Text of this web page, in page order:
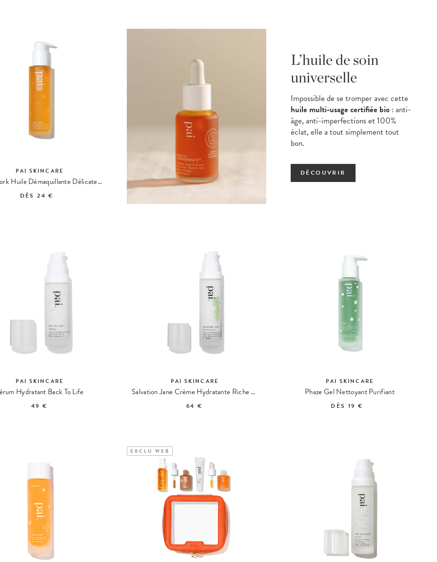
PAI SKINCARE
Light Work Huile Démaquillante Délicate Rosier Sauvage
DÈS24 €
L’huile de soin
universelle
Impossible de se tromper avec cette
huile multi-usage certifiée bio : anti-
âge, anti-imperfections et 100%
éclat, elle a tout simplement tout
bon.
DÉCOUVRIR
PAI SKINCARE
Hydratant Back To Life
49 €
PAI SKINCARE
Salvation Jane Crème Hydratante Riche aux Omégas
64 €
PAI SKINCARE
Phaze Gel Nettoyant Purifiant
DÈS 19 €
EXCLU WEB